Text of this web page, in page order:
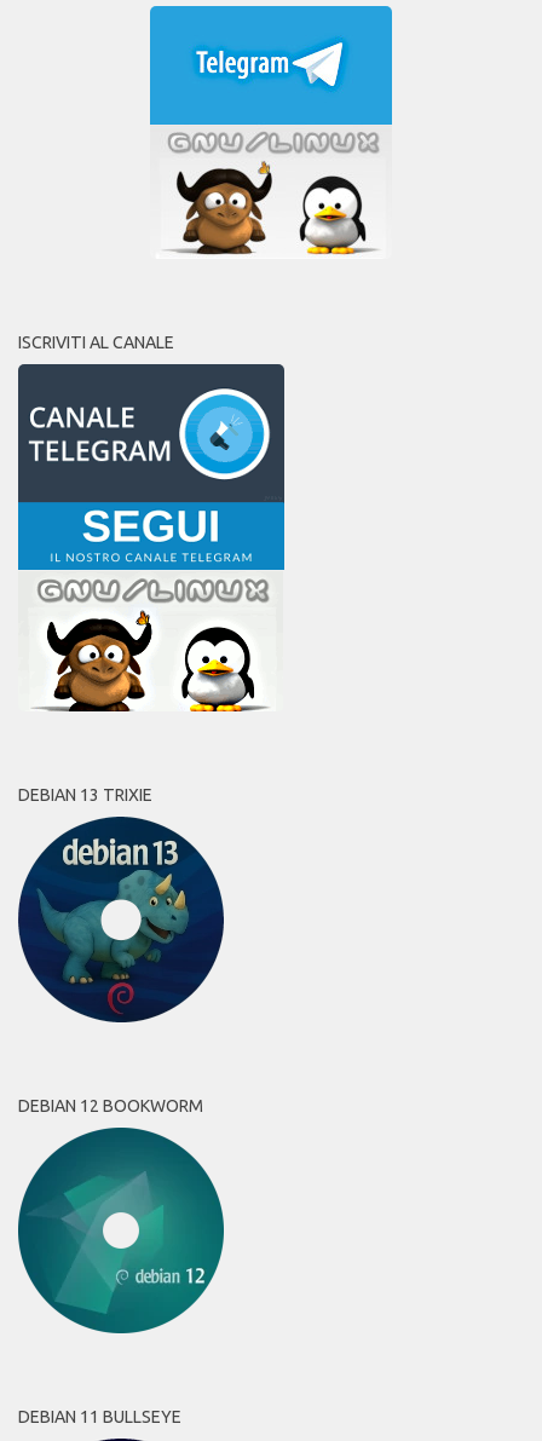
ISCRIVITI AL CANALE
DEBIAN 13 TRIXIE
DEBIAN 12 BOOKWORM
DEBIAN 11 BULLSEYE